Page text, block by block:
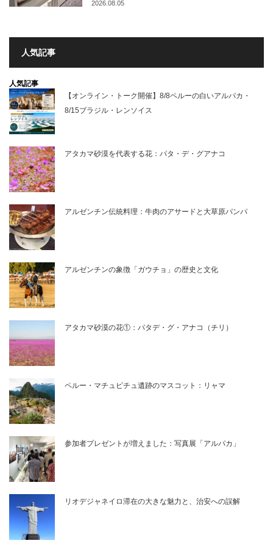
2026.08.05
人気記事
人気記事
【オンライン・トーク開催】8/8ペルーの白いアルパカ・
8/15ブラジル・レンソイス
アタカマ砂漠を代表する花：パタ・デ・グアナコ
アルゼンチン伝統料理：牛肉のアサードと大草原パンパ
アルゼンチンの象徴「ガウチョ」の歴史と文化
アタカマ砂漠の花①：パタデ・グ・アナコ（チリ）
ペルー・マチュピチュ遺跡のマスコット：リャマ
参加者プレゼントが増えました：写真展「アルパカ」
リオデジャネイロ滞在の大きな魅力と、治安への誤解